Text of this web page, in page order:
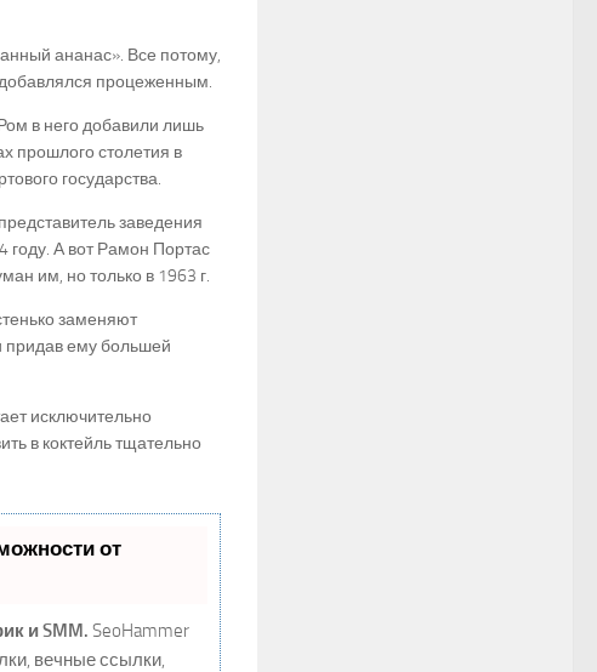
ананас». Все потому,
процеженным.
в него добавили лишь
прошлого столетия в
государства.
заведения
году. А вот Рамон Портас
им, но только в 1963 г.
заменяют
придав ему большей
исключительно
в коктейль тщательно
от
и SMM. SeoHammer
вечные ссылки,